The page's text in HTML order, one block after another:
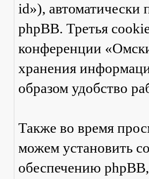
id»),
phpBB. Третья
конференции
хранения
образом удобство
Также во время
можем установить
обеспечению